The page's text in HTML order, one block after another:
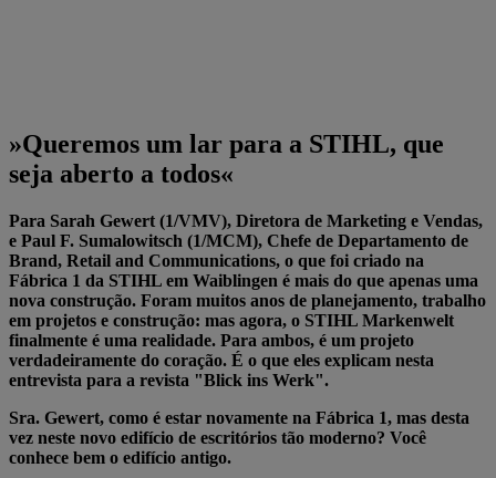
»Queremos um lar para a STIHL, que
seja aberto a todos«
Para Sarah Gewert (1/VMV), Diretora de Marketing e Vendas,
e Paul F. Sumalowitsch (1/MCM), Chefe de Departamento de
Brand, Retail and Communications, o que foi criado na
Fábrica 1 da STIHL em Waiblingen é mais do que apenas uma
nova construção. Foram muitos anos de planejamento, trabalho
em projetos e construção: mas agora, o STIHL Markenwelt
finalmente é uma realidade. Para ambos, é um projeto
verdadeiramente do coração. É o que eles explicam nesta
entrevista para a revista "Blick ins Werk".
Sra. Gewert, como é estar novamente na Fábrica 1, mas desta
vez neste novo edifício de escritórios tão moderno? Você
conhece bem o edifício antigo.